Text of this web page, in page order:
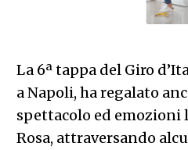
La 6ª tappa del Giro
a Napoli, ha regalato
spettacolo ed emozioni
Rosa, attraversando